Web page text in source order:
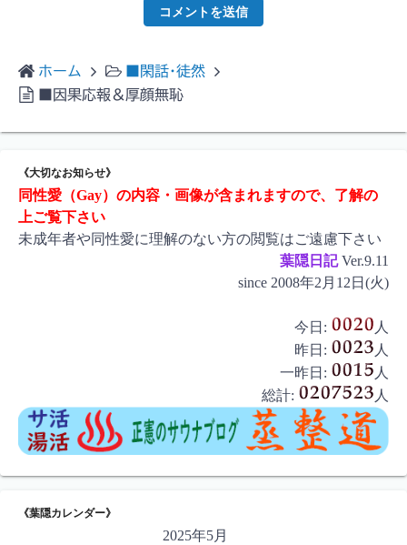
ホーム
■閑話･徒然
■因果応報＆厚顔無恥
《大切なお知らせ》
同性愛（Gay）の内容・画像が含まれますので、了解の
上ご覧下さい
未成年者や同性愛に理解のない方の閲覧はご遠慮下さい
葉隠日記Ver.9.11
since 2008年2月12日(火)
今日:
人
昨日:
人
一昨日:
人
総計:
人
《葉隠カレンダー》
2025年5月